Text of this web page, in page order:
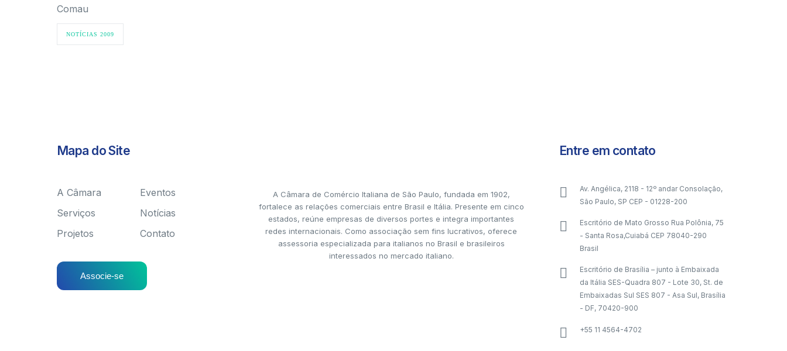
Comau
NOTÍCIAS 2009
Mapa do Site
A Câmara
Serviços
Projetos
Eventos
Notícias
Contato
Associe-se
A Câmara de Comércio Italiana de São Paulo, fundada em 1902,
fortalece as relações comerciais entre Brasil e Itália. Presente em cinco
estados, reúne empresas de diversos portes e integra importantes
redes internacionais. Como associação sem fins lucrativos, oferece
assessoria especializada para italianos no Brasil e brasileiros
interessados no mercado italiano.
Entre em contato
Av. Angélica, 2118 - 12º andar Consolação,
São Paulo, SP CEP - 01228-200
Escritório de Mato Grosso Rua Polônia, 75
- Santa Rosa,Cuiabá CEP 78040-290
Brasil
Escritório de Brasília – junto à Embaixada
da Itália SES-Quadra 807 - Lote 30, St. de
Embaixadas Sul SES 807 - Asa Sul, Brasília
- DF, 70420-900
+55 11 4564-4702